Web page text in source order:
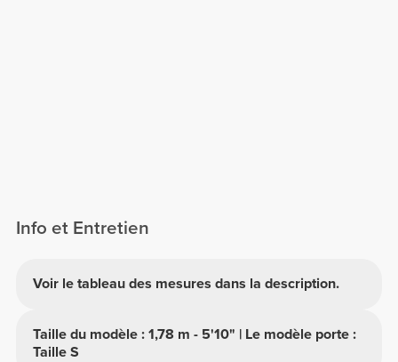
Info et Entretien
Voir le tableau des mesures dans la description.
Taille du modèle : 1,78 m - 5'10" | Le modèle porte :
Taille S